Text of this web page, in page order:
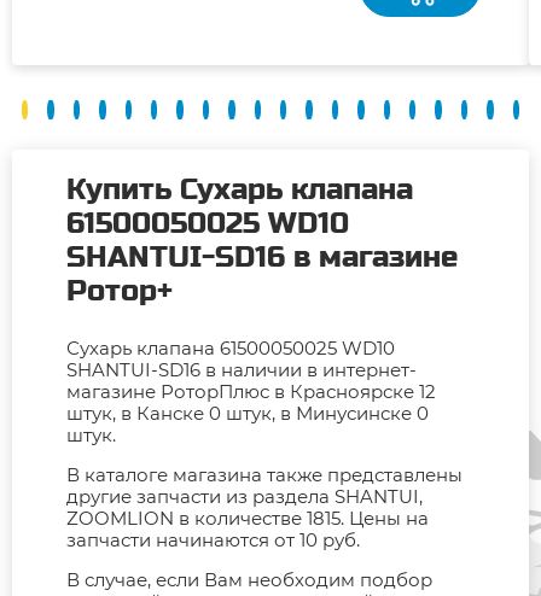
Купить Сухарь клапана
61500050025 WD10
SHANTUI-SD16 в магазине
Ротор+
Сухарь клапана 61500050025 WD10
SHANTUI-SD16 в наличии в интернет-
магазине РоторПлюс в Красноярске 12
штук, в Канске 0 штук, в Минусинске 0
штук.
В каталоге магазина также представлены
другие запчасти из раздела SHANTUI,
ZOOMLION в количестве 1815. Цены на
запчасти начинаются от 10 руб.
В случае, если Вам необходим подбор